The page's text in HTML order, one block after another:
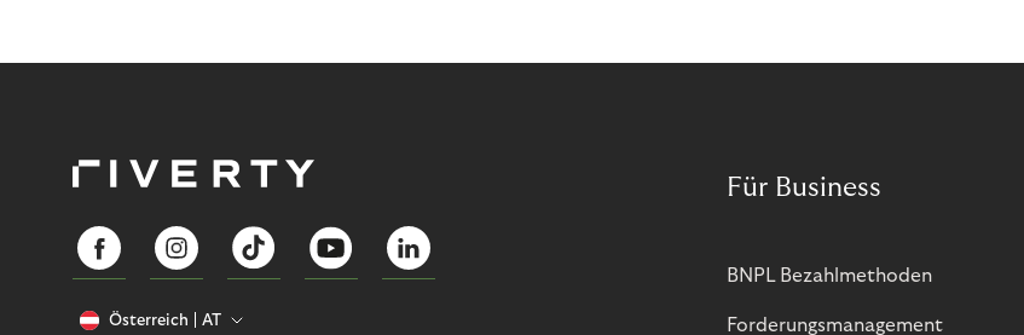
Österreich AT
Für Business
BNPL Bezahlmethoden
Forderungsmanagement